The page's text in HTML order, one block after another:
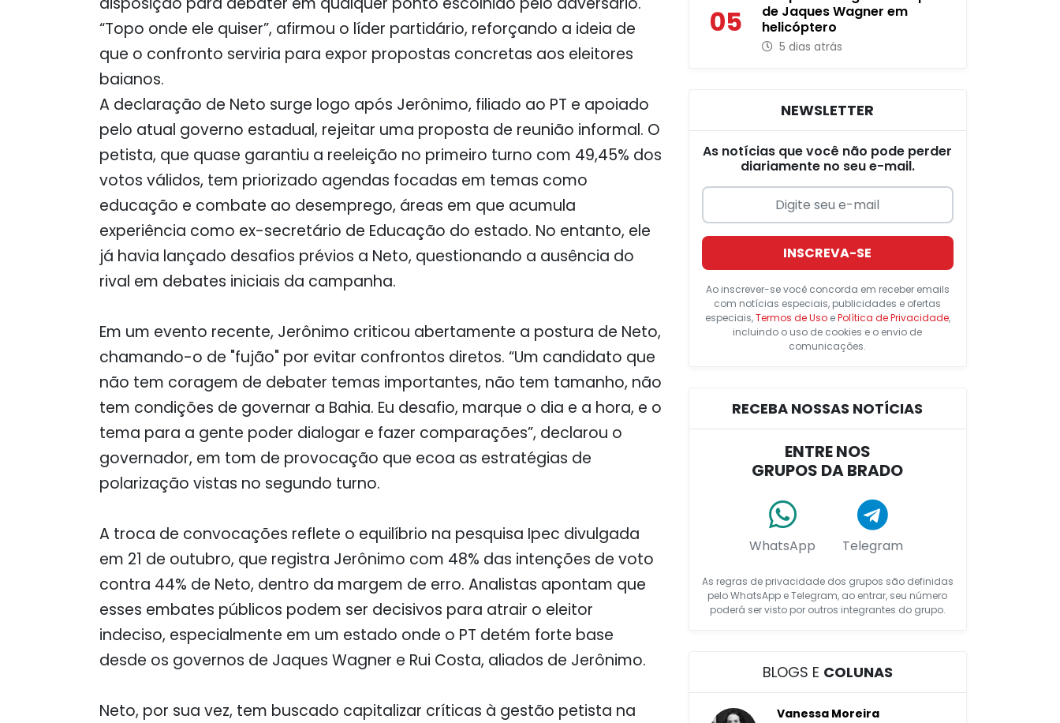
“Topo onde ele quiser”, afirmou o líder partidário, reforçando a ideia de
que o confronto serviria para expor propostas concretas aos eleitores
baianos.
A declaração de Neto surge logo após Jerônimo, filiado ao PT e apoiado
pelo atual governo estadual, rejeitar uma proposta de reunião informal. O
petista, que quase garantiu a reeleição no primeiro turno com 49,45% dos
votos válidos, tem priorizado agendas focadas em temas como
educação e combate ao desemprego, áreas em que acumula
experiência como ex-secretário de Educação do estado. No entanto, ele
já havia lançado desafios prévios a Neto, questionando a ausência do
rival em debates iniciais da campanha.
Em um evento recente, Jerônimo criticou abertamente a postura de Neto,
chamando-o de "fujão" por evitar confrontos diretos. “Um candidato que
não tem coragem de debater temas importantes, não tem tamanho, não
tem condições de governar a Bahia. Eu desafio, marque o dia e a hora, e o
tema para a gente poder dialogar e fazer comparações”, declarou o
governador, em tom de provocação que ecoa as estratégias de
polarização vistas no segundo turno.
A troca de convocações reflete o equilíbrio na pesquisa Ipec divulgada
em 21 de outubro, que registra Jerônimo com 48% das intenções de voto
contra 44% de Neto, dentro da margem de erro. Analistas apontam que
esses embates públicos podem ser decisivos para atrair o eleitor
indeciso, especialmente em um estado onde o PT detém forte base
desde os governos de Jaques Wagner e Rui Costa, aliados de Jerônimo.
Neto, por sua vez, tem buscado capitalizar críticas à gestão petista na
05
de Jaques Wagner em
helicóptero
5 dias atrás
NEWSLETTER
As notícias que você não pode perder
diariamente no seu e-mail.
INSCREVA-SE
Ao inscrever-se você concorda em receber emails
com notícias especiais, publicidades e ofertas
especiais,Termos de UsoePolítica de Privacidade,
incluindo o uso de cookies e o envio de
comunicações.
RECEBA NOSSAS NOTÍCIAS
ENTRE NOS
GRUPOS DA BRADO
WhatsApp Telegram
As regras de privacidade dos grupos são definidas
pelo WhatsApp e Telegram, ao entrar, seu número
poderá ser visto por outros integrantes do grupo.
BLOGS E COLUNAS
Vanessa Moreira